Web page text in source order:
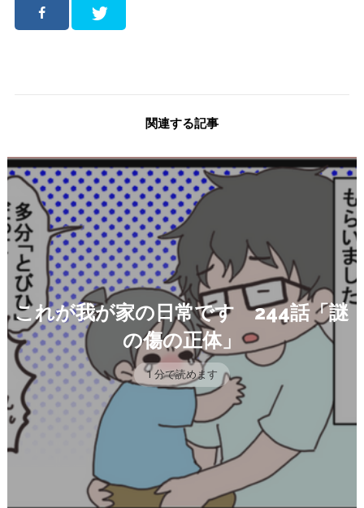
関連する記事
これが我が家の日常です 244話「謎
の傷の正体」
1 分で読めます